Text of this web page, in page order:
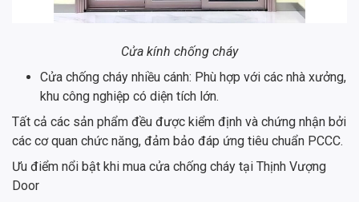
Cửa kính chống cháy
Cửa chống cháy nhiều cánh: Phù hợp với các nhà xưởng,
khu công nghiệp có diện tích lớn.
Tất cả các sản phẩm đều được kiểm định và chứng nhận bởi
các cơ quan chức năng, đảm bảo đáp ứng tiêu chuẩn PCCC.
Ưu điểm nổi bật khi mua cửa chống cháy tại Thịnh Vượng
Door